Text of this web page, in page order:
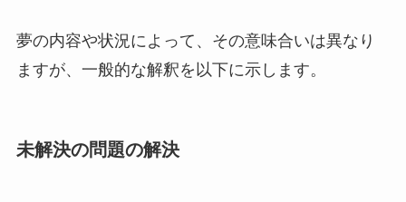
夢の内容や状況によって、その意味合いは異なり
ますが、一般的な解釈を以下に示します。
未解決の問題の解決